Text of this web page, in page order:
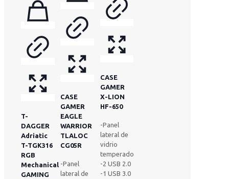
T-
DAGGER
Adriatic
T-TGK316
RGB
Mechanical
GAMING
CASE
GAMER
EAGLE
WARRIOR
TLALOC
CG05R
-Panel
lateral de
CASE
GAMER
X-LION
HF-650
-Panel
lateral de
vidrio
temperado
-2 USB 2.0
-1 USB 3.0